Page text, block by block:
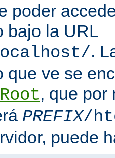
poder
bajo la URL
.
que ve se
, que por
PREFIX/
puede